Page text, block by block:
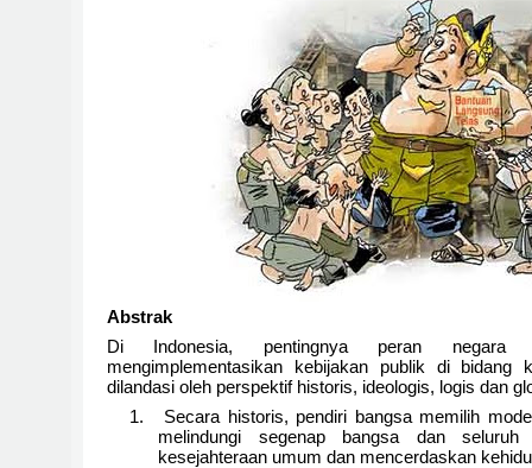
Abstrak
Di Indonesia, pentingnya peran negara
mengimplementasikan kebijakan publik di bidang
dilandasi oleh perspektif historis, ideologis, logis dan
1.
Secara historis, pendiri bangsa memilih
melindungi segenap bangsa dan
kesejahteraan umum dan mencerdaskan